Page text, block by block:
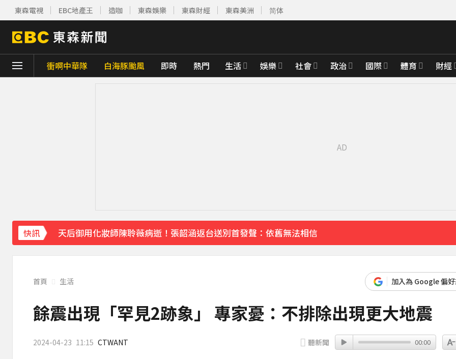
東森電視 EBC地產王 造咖 東森娛樂 東森財經 東森美洲 简体
衝啊中華隊 白海豚颱風 即時 熱門 生活 娛樂 社會 政治 國際 體育 財經
快訊
天后御用化妝師陳聆薇病逝！張韶涵返台送別首發聲：依舊無法相信
下載東森App，隨時掌握天下大小事！
《理財達人秀》X 安聯投信免費講座報名中！搶先卡位 2027
首頁 生活 加入為 Google 偏
餘震出現「罕見2跡象」 專家憂：不排除出現更大地震
2024-04-23 11:15 CTWANT 聽新聞 00:00